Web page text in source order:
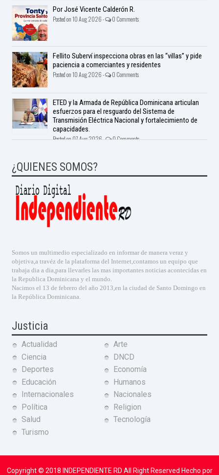
Por José Vicente Calderón R.
Posted on 10 Aug 2026 - 0 Comments
Fellito Suberví inspecciona obras en las “villas” y pide
paciencia a comerciantes y residentes
Posted on 10 Aug 2026 - 0 Comments
ETED y la Armada de República Dominicana articulan
esfuerzos para el resguardo del Sistema de
Transmisión Eléctrica Nacional y fortalecimiento de
capacidades.
Posted on 07 Aug 2026 - 0 Comments
¿QUIENES SOMOS?
Somos un multimedio especializado en informar de manera veraz y
objetiva,a travéz de la plataforma del Internet,contamos un equipo que
trabaja dia a dia,para llevarles las mas importantes noticias acontecidas en
la Republica Dominicana y el mundo.
Nacimos el 13 de febrero del año 2013,en la ciudad de Santo Domingo en
la República Dominicana.
Justicia
Actualidad
Arte
Ciencia
DNCD
Deportes
Economía
Educación
Humanos
Internacionales
Nacionales
Política
Religion
Salud
Tecnología
Turismo
Copyright © 2018 INDEPENDIENTE RD All Right Reserved Hecho por